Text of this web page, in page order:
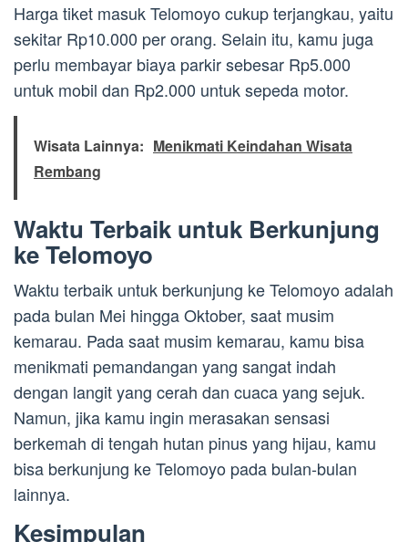
Harga tiket masuk Telomoyo cukup terjangkau, yaitu
sekitar Rp10.000 per orang. Selain itu, kamu juga
perlu membayar biaya parkir sebesar Rp5.000
untuk mobil dan Rp2.000 untuk sepeda motor.
Wisata Lainnya: Menikmati Keindahan Wisata
Rembang
Waktu Terbaik untuk Berkunjung
ke Telomoyo
Waktu terbaik untuk berkunjung ke Telomoyo adalah
pada bulan Mei hingga Oktober, saat musim
kemarau. Pada saat musim kemarau, kamu bisa
menikmati pemandangan yang sangat indah
dengan langit yang cerah dan cuaca yang sejuk.
Namun, jika kamu ingin merasakan sensasi
berkemah di tengah hutan pinus yang hijau, kamu
bisa berkunjung ke Telomoyo pada bulan-bulan
lainnya.
Kesimpulan